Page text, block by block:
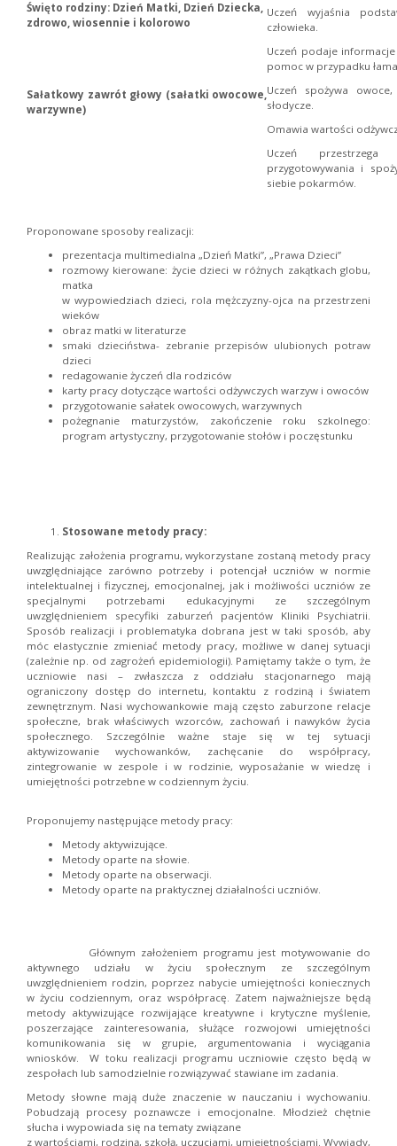
Święto rodziny: Dzień Matki, Dzień Dziecka,
zdrowo, wiosennie i kolorowo
Sałatkowy zawrót głowy (sałatki owocowe,
warzywne)
Uczeń wyjaśnia
człowieka.
Uczeń podaje
pomoc w przypadku
Uczeń spożywa
słodycze.
Omawia wartości
Uczeń
przygotowywania i
siebie pokarmów.
Proponowane sposoby realizacji:
prezentacja multimedialna „Dzień Matki”, „Prawa Dzieci”
rozmowy kierowane: życie dzieci w różnych zakątkach globu,
matka
w wypowiedziach dzieci, rola mężczyzny-ojca na przestrzeni
wieków
obraz matki w literaturze
smaki dzieciństwa- zebranie przepisów ulubionych potraw
dzieci
redagowanie życzeń dla rodziców
karty pracy dotyczące wartości odżywczych warzyw i owoców
przygotowanie sałatek owocowych, warzywnych
pożegnanie maturzystów, zakończenie roku szkolnego:
program artystyczny, przygotowanie stołów i poczęstunku
Stosowane metody pracy:
Realizując założenia programu, wykorzystane zostaną metody pracy
uwzględniające zarówno potrzeby i potencjał uczniów w normie
intelektualnej i fizycznej, emocjonalnej, jak i możliwości uczniów ze
specjalnymi potrzebami edukacyjnymi ze szczególnym
uwzględnieniem specyfiki zaburzeń pacjentów Kliniki Psychiatrii.
Sposób realizacji i problematyka dobrana jest w taki sposób, aby
móc elastycznie zmieniać metody pracy, możliwe w danej sytuacji
(zależnie np. od zagrożeń epidemiologii). Pamiętamy także o tym, że
uczniowie nasi – zwłaszcza z oddziału stacjonarnego mają
ograniczony dostęp do internetu, kontaktu z rodziną i światem
zewnętrznym. Nasi wychowankowie mają często zaburzone relacje
społeczne, brak właściwych wzorców, zachowań i nawyków życia
społecznego. Szczególnie ważne staje się w tej sytuacji
aktywizowanie wychowanków, zachęcanie do współpracy,
zintegrowanie w zespole i w rodzinie, wyposażanie w wiedzę i
umiejętności potrzebne w codziennym życiu.
Proponujemy następujące metody pracy:
Metody aktywizujące.
Metody oparte na słowie.
Metody oparte na obserwacji.
Metody oparte na praktycznej działalności uczniów.
Głównym założeniem programu jest motywowanie do
aktywnego udziału w życiu społecznym ze szczególnym
uwzględnieniem rodzin, poprzez nabycie umiejętności koniecznych
w życiu codziennym, oraz współpracę. Zatem najważniejsze będą
metody aktywizujące rozwijające kreatywne i krytyczne myślenie,
poszerzające zainteresowania, służące rozwojowi umiejętności
komunikowania się w grupie, argumentowania i wyciągania
wniosków. W toku realizacji programu uczniowie często będą w
zespołach lub samodzielnie rozwiązywać stawiane im zadania.
Metody słowne mają duże znaczenie w nauczaniu i wychowaniu.
Pobudzają procesy poznawcze i emocjonalne. Młodzież chętnie
słucha i wypowiada się na tematy związane
z wartościami, rodziną, szkołą, uczuciami, umiejętnościami. Wywiady,